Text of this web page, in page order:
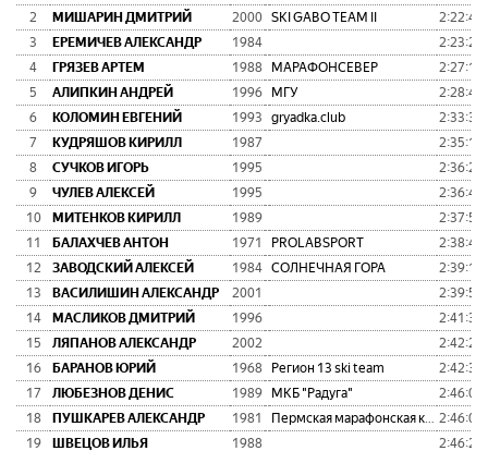
2
МИШАРИН ДМИТРИЙ 2000 SKI GABO TEAM II
2:22:44
3
ЕРЕМИЧЕВ АЛЕКСАНДР 1984
2:23:23
4
ГРЯЗЕВ АРТЕМ 1988 МАРАФОНСЕВЕР
2:27:14
5
АЛИПКИН АНДРЕЙ 1996 МГУ
2:28:45
6
КОЛОМИН ЕВГЕНИЙ 1993 gryadka.club
2:33:37
7
КУДРЯШОВ КИРИЛЛ 1987
2:35:13
8
СУЧКОВ ИГОРЬ 1995
2:36:27
9
ЧУЛЕВ АЛЕКСЕЙ 1995
2:36:46
10
МИТЕНКОВ КИРИЛЛ 1989
2:37:54
11
БАЛАХЧЕВ АНТОН 1971 PROLABSPORT
2:38:42
12
ЗАВОДСКИЙ АЛЕКСЕЙ 1984 СОЛНЕЧНАЯ ГОРА
2:39:12
13
ВАСИЛИШИН АЛЕКСАНДР 2001
2:39:51
14
МАСЛИКОВ ДМИТРИЙ 1996
2:41:32
15
ЛЯПАНОВ АЛЕКСАНДР 2002
2:42:23
16
БАРАНОВ ЮРИЙ 1968 Регион 13 ski team
2:42:31
17
ЛЮБЕЗНОВ ДЕНИС 1989 МКБ "Радуга"
2:46:03
18
ПУШКАРЕВ АЛЕКСАНДР 1981 Пермская марафонская команда 2:46:04
19
ШВЕЦОВ ИЛЬЯ 1988
2:46:20